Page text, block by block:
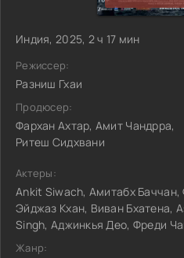
Индия, 2025, 2 ч 17 мин
Режиссер:
Разниш Гхаи
Продюсер:
Фархан Ахтар, Амит Чандрра,
Ритеш Сидхвани
Актеры:
Ankit Siwach, Амитабх
Эйджаз Кхан, Виван Бхатена,
Singh, Аджинкья Део, Фреди
Жанр: